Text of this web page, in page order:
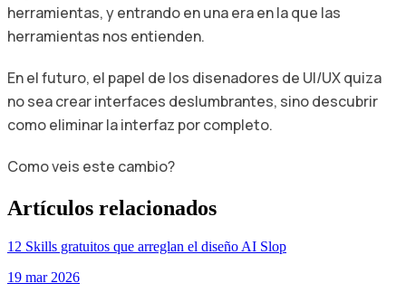
herramientas, y entrando en una era en la que las
herramientas nos entienden.
En el futuro, el papel de los disenadores de UI/UX quiza
no sea crear interfaces deslumbrantes, sino descubrir
como eliminar la interfaz por completo.
Como veis este cambio?
Artículos relacionados
12 Skills gratuitos que arreglan el diseño AI Slop
19 mar 2026